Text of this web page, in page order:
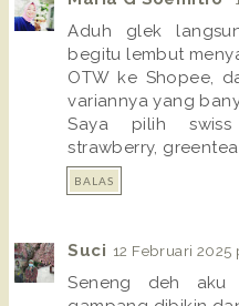
Aduh glek
begitu lembut
OTW ke Shopee,
variannya yang
Saya pilih
strawberry,
BALAS
Suci 12 Februari 2025
Seneng deh aku